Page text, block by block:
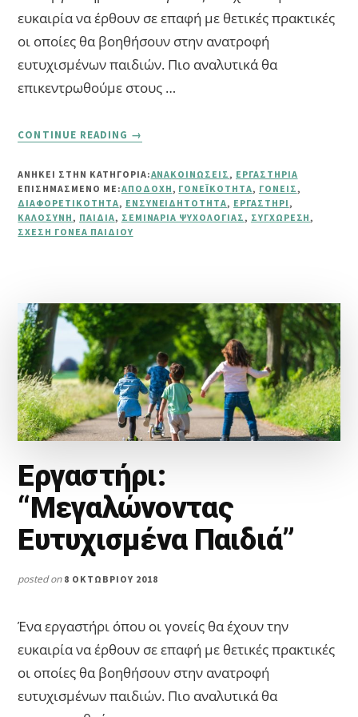
ευκαιρία να έρθουν σε επαφή με θετικές πρακτικές
οι οποίες θα βοηθήσουν στην ανατροφή
ευτυχισμένων παιδιών. Πιο αναλυτικά θα
επικεντρωθούμε στους …
CONTINUE READING
2O
“ΜΕΓΑΛΏΝΟΝΤΑΣ
ΕΥΤΥΧΙΣΜΈΝΑ
ΠΑΙΔΙΆ”
→
ΑΝΗΚΕΙ ΣΤΗΝ ΚΑΤΗΓΟΡΙΑ:ΑΝΑΚΟΙΝΏΣΕΙΣ, ΕΡΓΑΣΤΉΡΙΑ
ΕΠΙΣΗΜΑΣΜΈΝΟ ΜΕ:ΑΠΟΔΟΧΉ, ΓΟΝΕΪΚΌΤΗΤΑ, ΓΟΝΕΊΣ,
ΔΙΑΦΟΡΕΤΙΚΌΤΗΤΑ, ΕΝΣΥΝΕΙΔΗΤΌΤΗΤΑ, ΕΡΓΑΣΤΉΡΙ,
ΚΑΛΟΣΎΝΗ, ΠΑΙΔΙΆ, ΣΕΜΙΝΆΡΙΑ ΨΥΧΟΛΟΓΊΑΣ, ΣΥΓΧΏΡΕΣΗ,
ΣΧΈΣΗ ΓΟΝΈΑ ΠΑΙΔΙΟΎ
Εργαστήρι:
“Μεγαλώνοντας
Ευτυχισμένα Παιδιά”
posted on 8 ΟΚΤΩΒΡΊΟΥ 2018
Ένα εργαστήρι όπου οι γονείς θα έχουν την
ευκαιρία να έρθουν σε επαφή με θετικές πρακτικές
οι οποίες θα βοηθήσουν στην ανατροφή
ευτυχισμένων παιδιών. Πιο αναλυτικά θα